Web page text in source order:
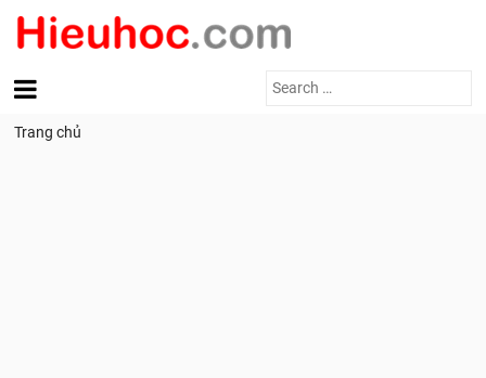
Search
Trang chủ